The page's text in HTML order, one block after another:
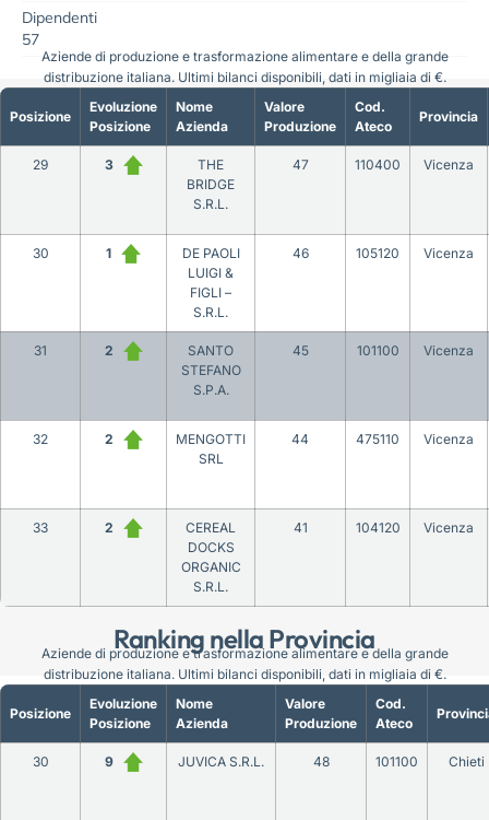
Dipendenti
57
Ranking nella Provincia
Posizione
Evoluzione
Posizione
Nome
Azienda
Valore
Produzione
Cod.
Ateco
Provincia
29 3
THE
BRIDGE
S.R.L.
47 110400 Vicenza
30 1
DE PAOLI
LUIGI &
FIGLI –
S.R.L.
46 105120 Vicenza
31 2
SANTO
STEFANO
S.P.A.
45 101100 Vicenza
32 2
MENGOTTI
SRL
44 475110 Vicenza
33 2
CEREAL
DOCKS
ORGANIC
S.R.L.
41 104120 Vicenza
Aziende di produzione e trasformazione alimentare e della grande
distribuzione italiana. Ultimi bilanci disponibili, dati in migliaia di €.
Posizione
Evoluzione
Posizione
Nome
Azienda
Valore
Produzione
Cod.
Ateco
30 9 JUVICA S.R.L. 48 101100 Chieti
Aziende di produzione e trasformazione alimentare e della grande
distribuzione italiana. Ultimi bilanci disponibili, dati in migliaia di €.